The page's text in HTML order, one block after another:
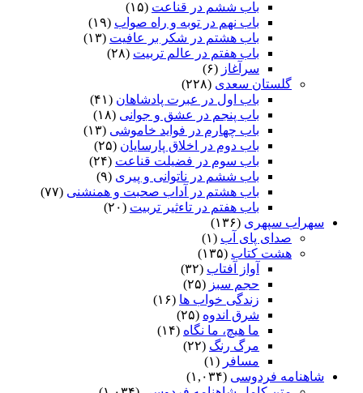
باب ششم در قناعت (۱۵)
باب نهم در توبه و راه صواب (۱۹)
باب هشتم در شکر بر عافیت (۱۳)
باب هفتم در عالم تربیت (۲۸)
سرآغاز (۶)
گلستان سعدی (۲۲۸)
باب اول در عبرت پادشاهان (۴۱)
باب پنجم در عشق و جوانى (۱۸)
باب چهارم در فواید خاموشى (۱۳)
باب دوم در اخلاق پارسایان (۲۵)
باب سوم در فضیلت قناعت (۲۴)
باب ششم در ناتوانى و پیرى (۹)
باب هشتم در آداب صحبت و همنشنى (۷۷)
باب هفتم در تاءثیر تربیت (۲۰)
سهراب سپهری (۱۳۶)
صدای پای آب (۱)
هشت کتاب (۱۳۵)
آواز آفتاب (۳۲)
حجم سبز (۲۵)
زندگی خواب ها (۱۶)
شرق اندوه (۲۵)
ما هیچ، ما نگاه (۱۴)
مرگ رنگ (۲۲)
مسافر (۱)
شاهنامه فردوسی (۱,۰۳۴)